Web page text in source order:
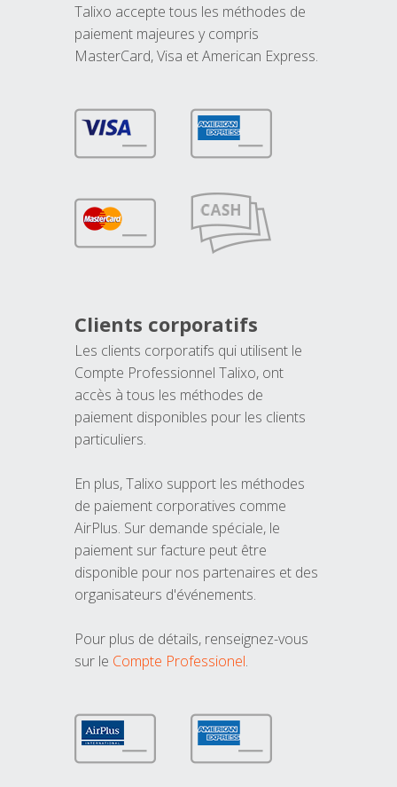
Talixo accepte tous les méthodes de
paiement majeures y compris
MasterCard, Visa et American Express.
Clients corporatifs
Les clients corporatifs qui utilisent le
Compte Professionnel Talixo, ont
accès à tous les méthodes de
paiement disponibles pour les clients
particuliers.
En plus, Talixo support les méthodes
de paiement corporatives comme
AirPlus. Sur demande spéciale, le
paiement sur facture peut être
disponible pour nos partenaires et des
organisateurs d'événements.
Pour plus de détails, renseignez-vous
sur le Compte Professionel.